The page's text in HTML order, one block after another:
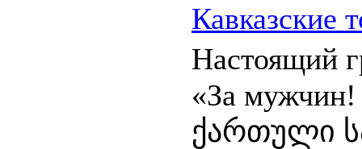
Кавказские
Настоящий
«За
ქართული